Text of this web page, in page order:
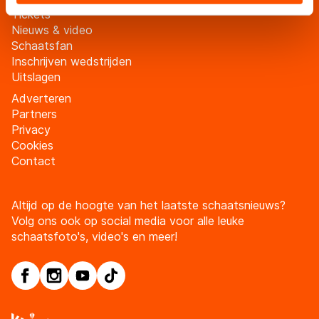
adequaat beschermingsniveau geldt volgens de GDPR.
Door op ‘Toestaan’ te klikken, stemt u in met deze
overdracht. Meer informatie vindt u in ons
Tickets
Nieuws & video
Schaatsfan
Inschrijven wedstrijden
Uitslagen
Adverteren
Partners
Privacy
Cookies
Contact
Altijd op de hoogte van het laatste schaatsnieuws?
Volg ons ook op social media voor alle leuke
schaatsfoto's, video's en meer!